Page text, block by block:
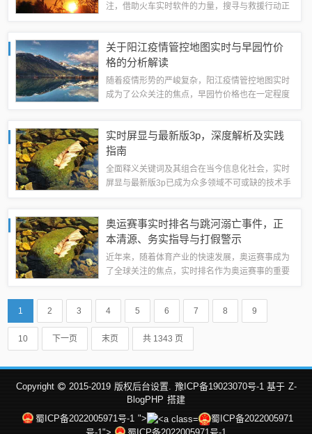
注，借助火车实时软件的力量，搜寻与救援行动正
一名中国女大学生在美国旅行期间乘坐火车...
关于阳江疫情管控地图实时与早园竹价
格的分析解读
随着疫情形势的严峻复杂，阳江疫情管控地图实时
成为了公众关注的焦点，早园竹价格也在一定程度
的落实路径，同时揭露相关虚假宣传现象，强...
实时屏显与最新版3p，深度解析及实践
指南
全面释义关键词及其组合在当今信息化社会，实时
屏显与最新版3p已成为众多领域不可或缺的技术手
则通常指的是一种集成了先进技术与创新...
奥运赛事实时排名与跳河溺亡事件，正
本清源、务实指导与打假警示
近年来，随着体育产业的快速发展，奥运赛事成为
了全球关注的焦点，实时排名作为奥运赛事的重要
具有极大的吸引力，与此同时，我们也时常听到关
于“跳河溺亡”的新闻，这两个看似不相关的...
1 2 3 4 5 6 7 8 9
10 下一页 末页 共 1343 页
Copyright 2015-2019 版权后台设置. 豫ICP备19023070号-1 基于 Z-
BlogPHP 搭建
蜀ICP备2022005971号-1 ">
蜀ICP备2022005971